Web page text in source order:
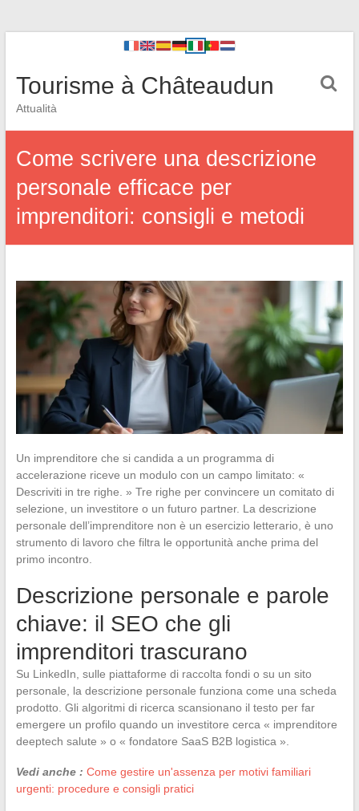
Tourisme à Châteaudun
Attualità
Come scrivere una descrizione
personale efficace per
imprenditori: consigli e metodi
Un imprenditore che si candida a un programma di
accelerazione riceve un modulo con un campo limitato: «
Descriviti in tre righe. » Tre righe per convincere un comitato di
selezione, un investitore o un futuro partner. La descrizione
personale dell’imprenditore non è un esercizio letterario, è uno
strumento di lavoro che filtra le opportunità anche prima del
primo incontro.
Descrizione personale e parole
chiave: il SEO che gli
imprenditori trascurano
Su LinkedIn, sulle piattaforme di raccolta fondi o su un sito
personale, la descrizione personale funziona come una scheda
prodotto. Gli algoritmi di ricerca scansionano il testo per far
emergere un profilo quando un investitore cerca « imprenditore
deeptech salute » o « fondatore SaaS B2B logistica ».
Vedi anche : Come gestire un'assenza per motivi familiari
urgenti: procedure e consigli pratici